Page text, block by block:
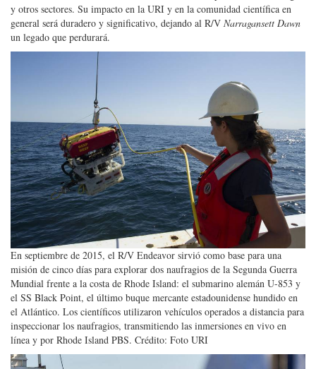
y otros sectores. Su impacto en la URI y en la comunidad científica en
general será duradero y significativo, dejando al R/V Narragansett Dawn
un legado que perdurará.
En septiembre de 2015, el R/V Endeavor sirvió como base para una
misión de cinco días para explorar dos naufragios de la Segunda Guerra
Mundial frente a la costa de Rhode Island: el submarino alemán U-853 y
el SS Black Point, el último buque mercante estadounidense hundido en
el Atlántico. Los científicos utilizaron vehículos operados a distancia para
inspeccionar los naufragios, transmitiendo las inmersiones en vivo en
línea y por Rhode Island PBS. Crédito: Foto URI